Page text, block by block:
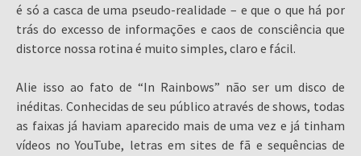
é só a casca de uma pseudo-realidade – e que o que há por
trás do excesso de informações e caos de consciência que
distorce nossa rotina é muito simples, claro e fácil.
Alie isso ao fato de “In Rainbows” não ser um disco de
inéditas. Conhecidas de seu público através de shows, todas
as faixas já haviam aparecido mais de uma vez e já tinham
vídeos no YouTube, letras em sites de fã e sequências de